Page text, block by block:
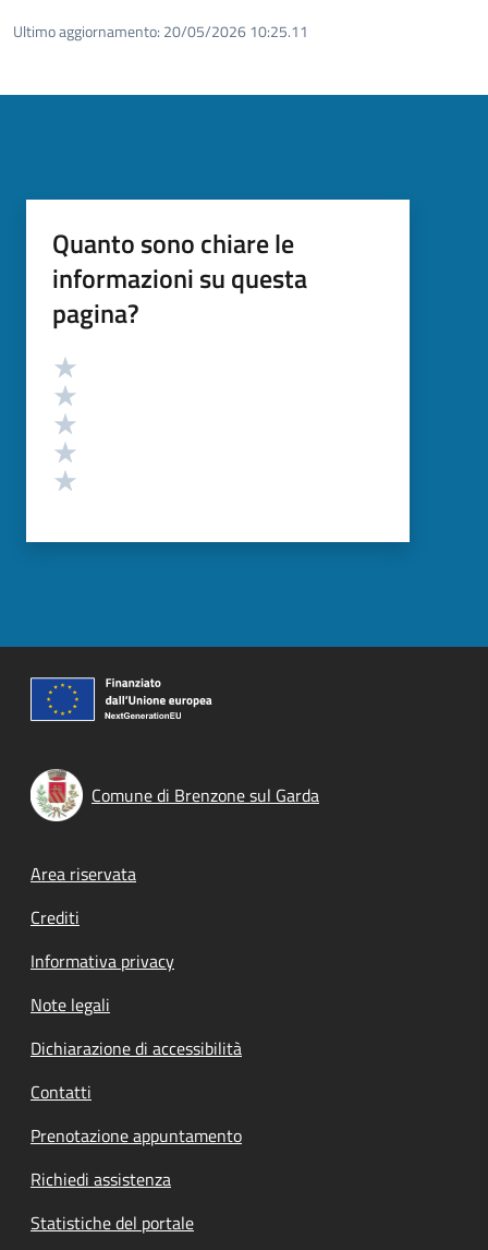
Ultimo aggiornamento: 20/05/2026 10:25.11
Quanto sono chiare le
informazioni su questa
pagina?
Valutazione
Comune di Brenzone sul Garda
Footer menu
Area riservata
Crediti
Informativa privacy
Note legali
Dichiarazione di accessibilità
Contatti
Prenotazione appuntamento
Richiedi assistenza
Statistiche del portale